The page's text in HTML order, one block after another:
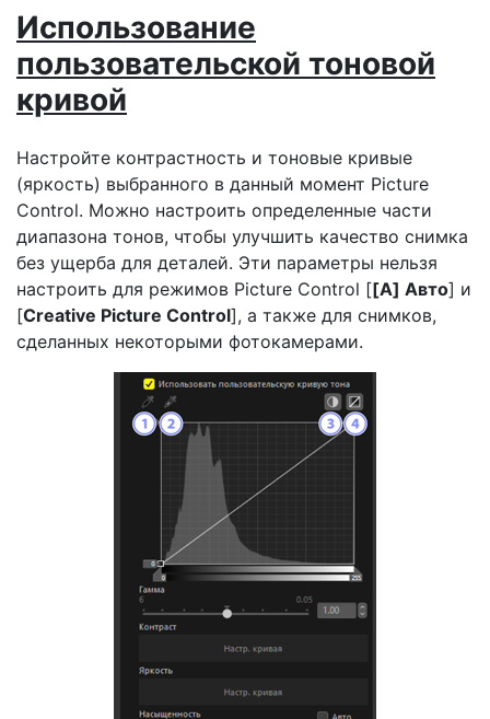
Использование
пользовательской тоновой
кривой
Настройте контрастность и тоновые кривые
(яркость) выбранного в данный момент Picture
Control. Можно настроить определенные части
диапазона тонов, чтобы улучшить качество снимка
без ущерба для деталей. Эти параметры нельзя
настроить для режимов Picture Control [[А] Авто] и
[Creative Picture Control], а также для снимков,
сделанных некоторыми фотокамерами.